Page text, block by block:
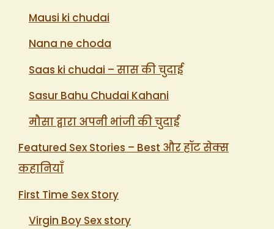
Mausi ki chudai
Nana ne choda
Saas ki chudai – सास की चुदाई
Sasur Bahu Chudai Kahani
मौसा द्वारा अपनी भांजी की चुदाई
Featured Sex Stories – Best और हॉट सेक्स
कहानियाँ
First Time Sex Story
Virgin Boy Sex story